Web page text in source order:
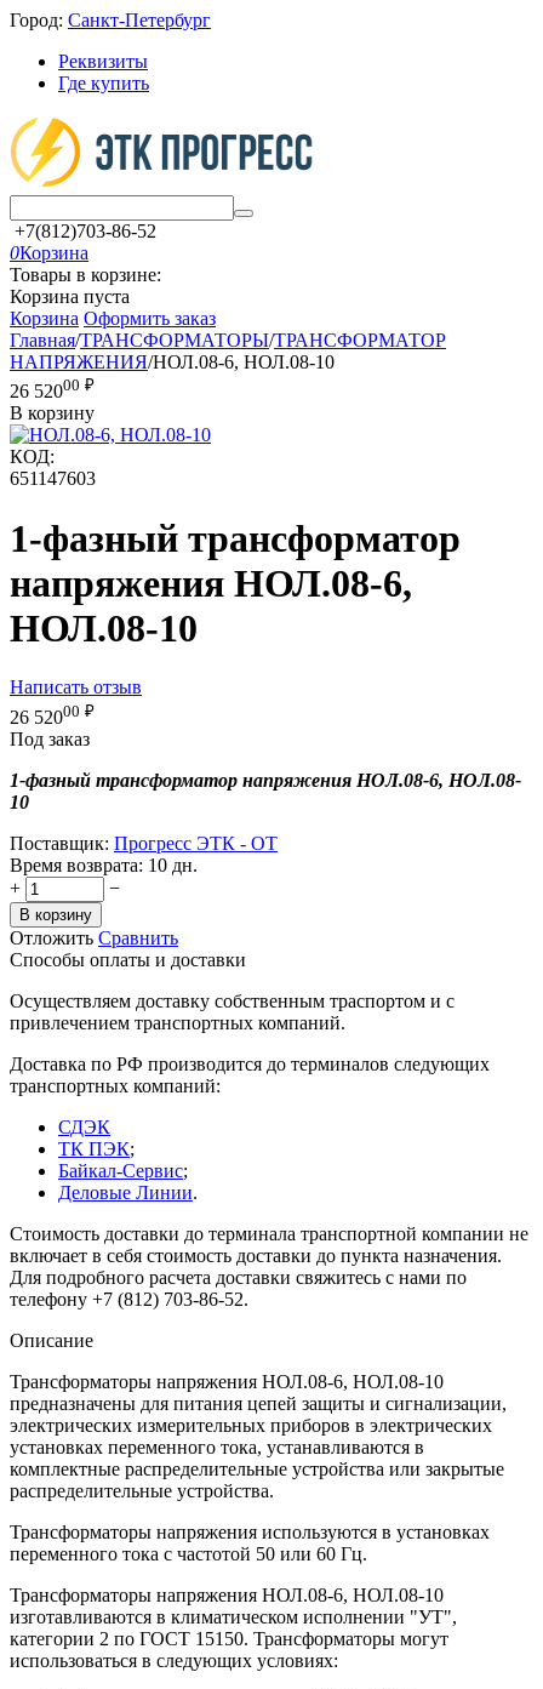
Город: Санкт-Петербург
Реквизиты
Где купить
+7(812)703-86-52
0Корзина
Товары в корзине:
Корзина пуста
Корзина Оформить заказ
Главная/ТРАНСФОРМАТОРЫ/ТРАНСФОРМАТОР
НАПРЯЖЕНИЯ/НОЛ.08-6, НОЛ.08-10
26 52000 ₽
В корзину
КОД:
651147603
1-фазный трансформатор
напряжения НОЛ.08-6,
НОЛ.08-10
Написать отзыв
26 52000 ₽
Под заказ
1-фазный трансформатор напряжения НОЛ.08-6, НОЛ.08-
10
Поставщик: Прогресс ЭТК - OT
Время возврата: 10 дн.
+
−
В корзину
Отложить Сравнить
Способы оплаты и доставки
Осуществляем доставку собственным траспортом и с
привлечением транспортных компаний.
Доставка по РФ производится до терминалов следующих
транспортных компаний:
СДЭК
ТК ПЭК;
Байкал-Сервис;
Деловые Линии.
Стоимость доставки до терминала транспортной компании не
включает в себя стоимость доставки до пункта назначения.
Для подробного расчета доставки свяжитесь с нами по
телефону +7 (812) 703-86-52.
Описание
Трансформаторы напряжения НОЛ.08-6, НОЛ.08-10
предназначены для питания цепей защиты и сигнализации,
электрических измерительных приборов в электрических
установках переменного тока, устанавливаются в
комплектные распределительные устройства или закрытые
распределительные устройства.
Трансформаторы напряжения используются в установках
переменного тока с частотой 50 или 60 Гц.
Трансформаторы напряжения НОЛ.08-6, НОЛ.08-10
изготавливаются в климатическом исполнении "УТ",
категории 2 по ГОСТ 15150. Трансформаторы могут
использоваться в следующих условиях: